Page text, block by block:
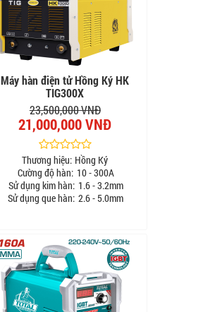
Máy hàn điện tử Hồng Ký HK
TIG300X
23,500,000 VNĐ
21,000,000 VNĐ
Thương hiệu: Hồng Ký
Cường độ hàn: 10 - 300A
Sử dụng kim hàn: 1.6 - 3.2mm
Sử dụng que hàn: 2.6 - 5.0mm